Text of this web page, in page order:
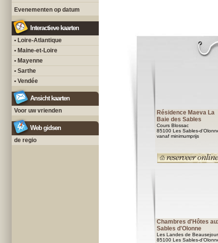
Evenementen op datum
Interactieve kaarten
• Loire-Atlantique
• Maine-et-Loire
• Mayenne
• Sarthe
• Vendée
Ansicht kaarten
Voor uw vrienden
Web gidsen
de regio
Résidence Maeva La
Baie des Sables
Cours Blossac
85100 Les Sables-
vanaf minimumprijs
Chambres d'Hôtes
Sables d'Olonne
Les Landes de Beausejour
85100 Les Sables-